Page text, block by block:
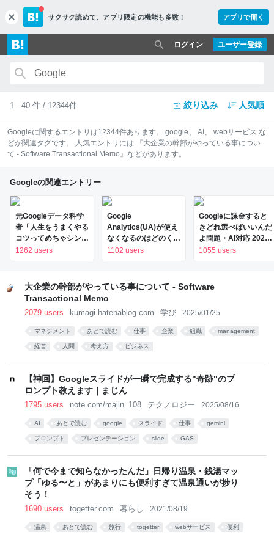
c
l
o
s
e
サクサク読めて、 アプリ限定の機能も多数！ アプリで開く
ユーザー登録
ログイン
1 - 40 件 / 12344件 絞り込み 人気順
Googleに関するエントリは12344件あります。 google、 AI 、 webサービス な
どが関連タグです。 人気エントリには
『大企業の幹部がやっている事につい
て - Software Transactional Memo』 などがあります。
Googleの関連エントリー
元Googleデータ科学
者「人生をうまくやる
コツってめちゃシンプ
ルだよねー」
1262 users
Google
Analytics(UA)が使え
なくなるのはどのくら
いヤバくて、いつまで
ジ::ドットネット
1102 users
Googleに課金すると
きどれ選べばいいんだ
よ問題・AI対応 2026
年版（Google One /
1055 users
大企業の幹部がやっている事について - Software
Transactional Memo
2079 users kumagi.hatenablog.com 学び 2025/01/25
マネジメント あとで読む 仕事 企業 組織 management
経営 人間 考え方 ビジネス
【神回】Googleスライドが一瞬で完成する"奇跡"のプ
ロンプト教えます｜まじん
1795 users note.com/majin_108 テクノロジー 2025/08/16
AI あとで読む google スライド 仕事 gemini
プロンプト プレゼンテーション slide GAS
「何で今まで知らなかったんだ」日帰り温泉・銭湯マッ
プ「ゆる〜と」があまりにも便利すぎて温泉通いが捗り
そう！
1690 users togetter.com 暮らし 2021/08/19
温泉 あとで読む 旅行 togetter webサービス 便利